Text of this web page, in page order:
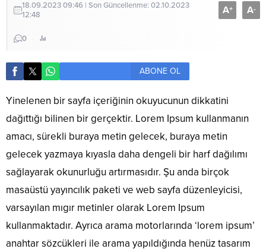
18.09.2023 09:46 | Son Güncellenme: 02.10.2023
12:48
0
A+ A-
ABONE OL
Yinelenen bir sayfa içeriğinin okuyucunun dikkatini
dağıttığı bilinen bir gerçektir. Lorem Ipsum kullanmanın
amacı, sürekli buraya metin gelecek, buraya metin
gelecek yazmaya kıyasla daha dengeli bir harf dağılımı
sağlayarak okunurluğu artırmasıdır. Şu anda birçok
masaüstü yayıncılık paketi ve web sayfa düzenleyicisi,
varsayılan mıgır metinler olarak Lorem Ipsum
kullanmaktadır. Ayrıca arama motorlarında ‘lorem ipsum’
anahtar sözcükleri ile arama yapıldığında henüz tasarım